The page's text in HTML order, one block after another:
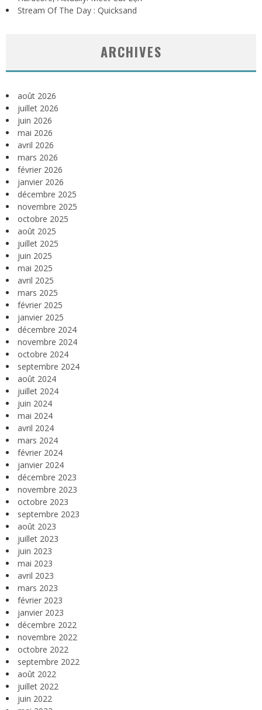
Stream Of The Day : Quicksand
ARCHIVES
août 2026
juillet 2026
juin 2026
mai 2026
avril 2026
mars 2026
février 2026
janvier 2026
décembre 2025
novembre 2025
octobre 2025
août 2025
juillet 2025
juin 2025
mai 2025
avril 2025
mars 2025
février 2025
janvier 2025
décembre 2024
novembre 2024
octobre 2024
septembre 2024
août 2024
juillet 2024
juin 2024
mai 2024
avril 2024
mars 2024
février 2024
janvier 2024
décembre 2023
novembre 2023
octobre 2023
septembre 2023
août 2023
juillet 2023
juin 2023
mai 2023
avril 2023
mars 2023
février 2023
janvier 2023
décembre 2022
novembre 2022
octobre 2022
septembre 2022
août 2022
juillet 2022
juin 2022